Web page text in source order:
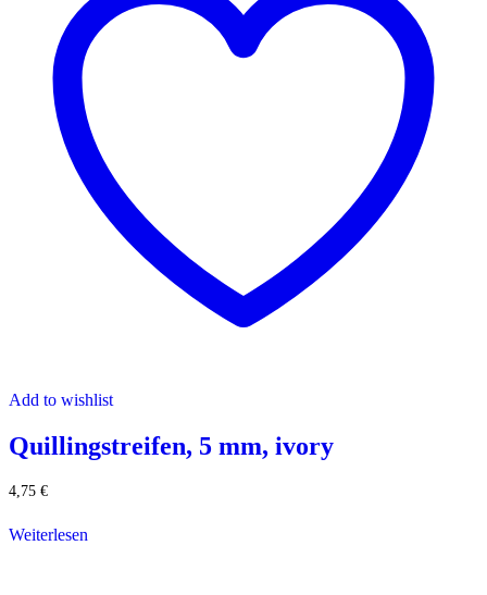
Add to wishlist
Quillingstreifen, 5 mm, ivory
4,75 €
Weiterlesen